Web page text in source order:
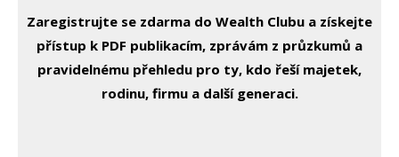
Zaregistrujte se zdarma do Wealth Clubu a získejte
přístup k PDF publikacím, zprávám z průzkumů a
pravidelnému přehledu pro ty, kdo řeší majetek,
rodinu, firmu a další generaci.